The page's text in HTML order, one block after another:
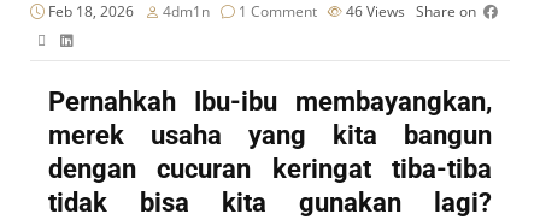
Feb 18, 2026 4dm1n 1 Comment 46Views Share on
Pernahkah Ibu-ibu membayangkan,
merek usaha yang kita bangun
dengan cucuran keringat tiba-tiba
tidak bisa kita gunakan lagi?